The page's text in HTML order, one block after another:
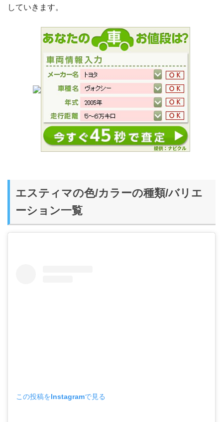
していきます。
エスティマの色/カラーの種類/バリエ
ーション一覧
この投稿をInstagramで見る